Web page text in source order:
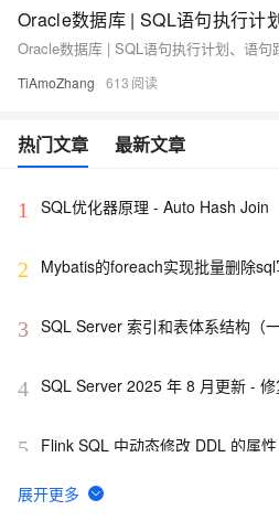
Oracle数据库 | SQL语句执行计
Oracle数据库 | SQL语句执行计划、语句
TiAmoZhang 613
热门文章 最新文章
1 SQL优化器原理 - Auto Hash Join
2 Mybatis的foreach实现批量删除sql
3 SQL Server 索引和表体系结构（一
4 SQL Server 2025 年 8 月更新 -
5 Flink SQL 中动态修改 DDL 的属性
6
云安全威胁管理 | 解密新型 SQL